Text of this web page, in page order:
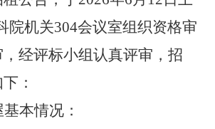
院机关304会议室组织资格审
经评标小组认真评审，招
：
基本情况：